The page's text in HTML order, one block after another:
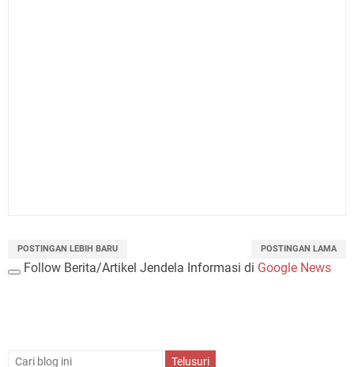
POSTINGAN LEBIH BARU POSTINGAN LAMA
Follow Berita/Artikel Jendela Informasi di Google News